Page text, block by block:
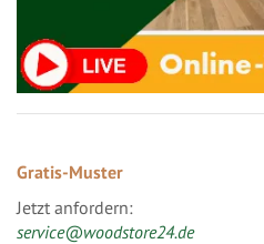
Gratis-Muster
Jetzt anfordern:
service@woodstore24.de